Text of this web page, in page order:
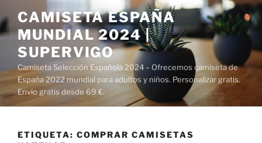
al
contenido
CAMISETA ESPAÑA
MUNDIAL 2024 |
SUPERVIGO
Camiseta Selección Española 2024 – Ofrecemos camiseta de
España 2022 mundial para adultos y niños. Personalizar gratis.
Envío gratis desde 69 €.
ETIQUETA: COMPRAR CAMISETAS